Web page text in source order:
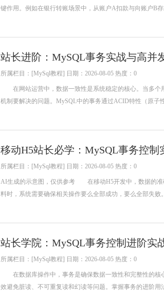
键作用。例如在银行转账场景中，从账户A扣款与向账户B
站长进阶：MySQL事务实战与高并
所属栏目：[MySql教程] 日期：2026-08-05 热度：0
在网站运营中，数据一致性是系统稳定的核心。当多个
机制要解决的问题。MySQL中的事务通过ACID特性（原子
移动H5站长必学：MySQL事务控制
所属栏目：[MySql教程] 日期：2026-08-05 热度：0
AI生成的示意图，仅供参考 在移动H5开发中，数据的准
料时，系统需要确保相关操作要么全部成功，要么全部失
站长学院：MySQL事务控制进阶实
所属栏目：[MySql教程] 日期：2026-08-05 热度：0
在数据库操作中，事务是确保数据一致性和完整性的核
效避免脏读、不可重复读和幻读等问题。掌握事务的进